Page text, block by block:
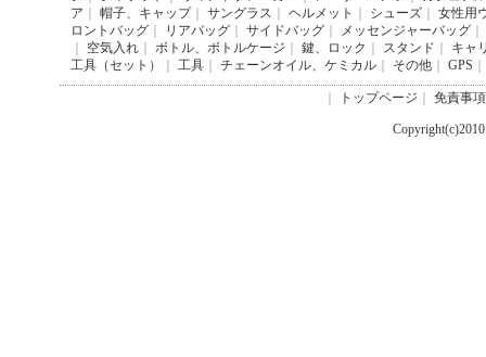
ア
帽子、キャップ｜ サングラス ヘルメット シューズ
女性用
ロントバッグ
リアバッグ サイドバッグ メッセンジャーバッグ
空気入れ ボトル、ボトルケージ 鍵、ロック スタンド
キャ
工具（セット）
工具 チェーンオイル、ケミカル その他 GPS
トップページ 免責事項